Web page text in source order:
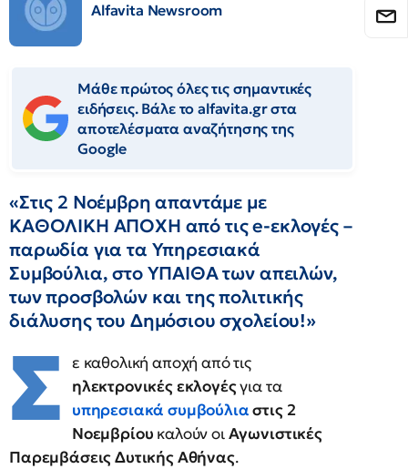
Alfavita Newsroom
Μάθε πρώτος όλες τις σημαντικές
ειδήσεις. Βάλε το alfavita.gr στα
αποτελέσματα αναζήτησης της
Google
«Στις 2 Νοέμβρη απαντάμε με
ΚΑΘΟΛΙΚΗ ΑΠΟΧΗ από τις e-εκλογές –
παρωδία για τα Υπηρεσιακά
Συμβούλια, στο ΥΠΑΙΘΑ των απειλών,
των προσβολών και της πολιτικής
διάλυσης του Δημόσιου σχολείου!»
Σ ε καθολική αποχή από τις
ηλεκτρονικές εκλογέςγια τα
υπηρεσιακά συμβούλιαστις 2
Νοεμβρίου καλούν οιΑγωνιστικές
Παρεμβάσεις Δυτικής Αθήνας.